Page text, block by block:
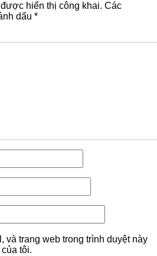
hiển thị công khai. Các
dấu *
và trang web trong trình duyệt này
tôi.